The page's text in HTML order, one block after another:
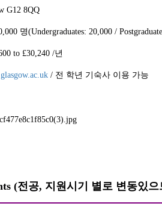
G12 8QQ
명(Undergraduates: 20,000 /
to £30,240 /년
/ 전 학년 기숙사 이용 가능
(전공, 지원시기 별로 변동있